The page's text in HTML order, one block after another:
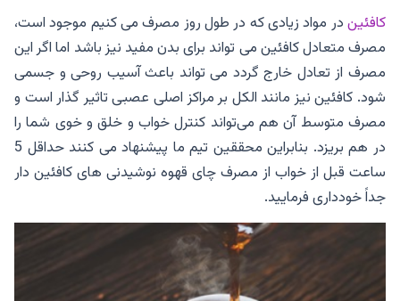
کافئیندر مواد زیادی که در طول روز مصرف می کنیم موجود است،
مصرف متعادل کافئین می تواند برای بدن مفید نیز باشد اما اگر این
مصرف از تعادل خارج گردد می تواند باعث آسیب روحی و جسمی
شود. کافئین نیز مانند الکل بر مراکز اصلی عصبی تاثیر گذار است و
مصرف متوسط آن هم می‌تواند کنترل خواب و خلق و خوی شما را
در هم بریزد. بنابراین محققین تیم ما پیشنهاد می کنند حداقل 5
ساعت قبل از خواب از مصرف چای قهوه نوشیدنی های کافئین دار
جداً خودداری فرمایید.